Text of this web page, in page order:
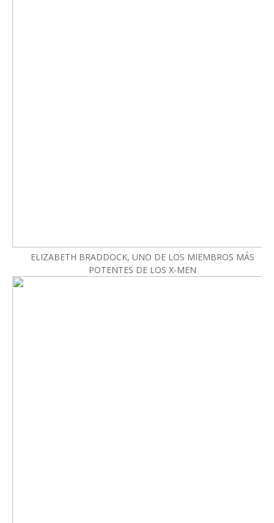
ELIZABETH BRADDOCK, UNO DE LOS MIEMBROS MÁS
POTENTES DE LOS X-MEN